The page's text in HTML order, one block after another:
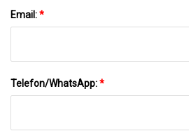
Email:*
Telefon/WhatsApp:*